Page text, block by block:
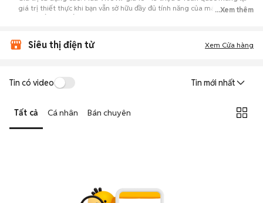
giá trị thiết thực khi bạn vẫn sở hữu đầy đủ tính năng của máy nhưng với
chi phí đầu tư thấp hơn máy đập hộp.
10 - 15 triệu ở Toàn quốc, đáp ứng từ nhu cầu cần máy đẹp keng đến
máy chỉ cần hoạt động ổn định.
thận, test loa, camera, wifi... để đảm bảo máy không có lỗi phát sinh.
hai bên trao đổi giá cả linh hoạt và có thể chốt giao dịch ngay trong
ngày.
...Xem thêm
Siêu thị điện tử Xem Cửa hàng
Tin có video Tin mới nhất
Tất cả Cá nhân Bán chuyên